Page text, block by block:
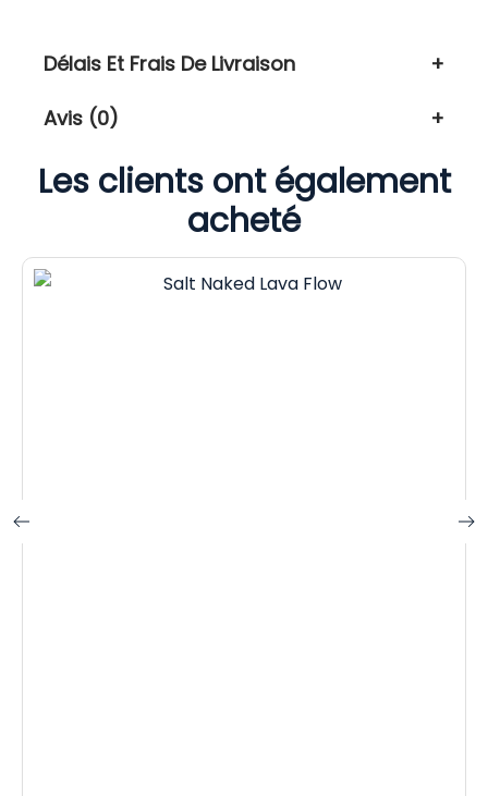
Délais Et Frais De Livraison
Avis (0)
Les clients ont également
acheté